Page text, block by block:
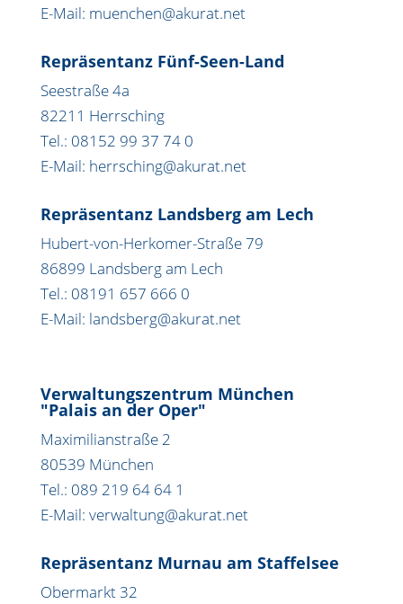
E-Mail: muenchen@akurat.net
Repräsentanz Fünf-Seen-Land
Seestraße 4a
82211 Herrsching
Tel.: 08152 99 37 74 0
E-Mail: herrsching@akurat.net
Repräsentanz Landsberg am Lech
Hubert-von-Herkomer-Straße 79
86899 Landsberg am Lech
Tel.: 08191 657 666 0
E-Mail: landsberg@akurat.net
Verwaltungszentrum München
"Palais an der Oper"
Maximilianstraße 2
80539 München
Tel.: 089 219 64 64 1
E-Mail: verwaltung@akurat.net
Repräsentanz Murnau am Staffelsee
Obermarkt 32